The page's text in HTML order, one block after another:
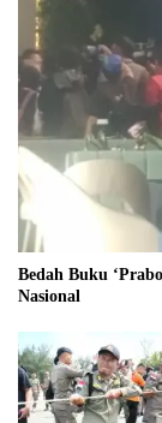
Bedah Buku
Nasional